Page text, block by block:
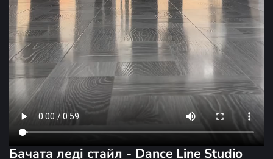
Бачата леді стайл - Dance Line Studio